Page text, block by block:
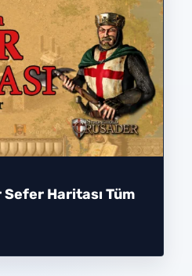
Karşı